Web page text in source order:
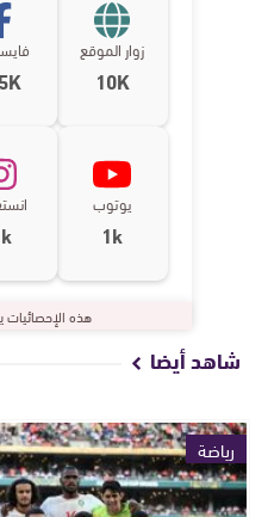
زوار الموقع
10K
يوتوب
1k
هذه الإحصائيات
شاهد أيضا
رياضة